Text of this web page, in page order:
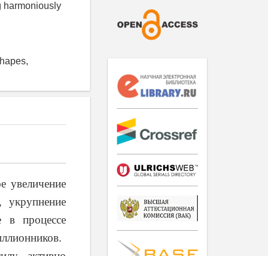
harmoniously
увеличение
укрупнение
в процессе